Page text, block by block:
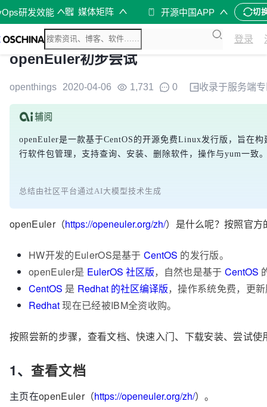
研发效能 媒体矩阵 开源中国APP 切
登录
openEuler初步尝试
openthings 2020-04-06 1,731 0 收录于服务端
openEuler是一款基于CentOS的开源免费Linux发行版，旨在
行软件包管理，支持查询、安装、删除软件，操作与yum一致
总结由社区平台通过AI大模型技术生成
openEuler（https://openeuler.org/zh/）是什么呢？按照官
HW开发的EulerOS是基于CentOS 的发行版。
openEuler是 EulerOS 社区版，自然也是基于CentOS
CentOS 是 Redhat 的社区编译版，操作系统免费，更
Redhat现在已经被IBM全资收购。
按照尝新的步骤，查看文档、快速入门、下载安装、尝试
1、查看文档
主页在openEuler（https://openeuler.org/zh/）。